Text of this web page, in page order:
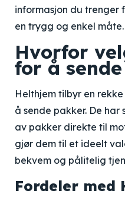
informasjon du trenger
en trygg og enkel måte.
Hvorfor
for å
Helthjem tilbyr en
å sende pakker. De har
av pakker direkte til
gjør dem til et ideelt
bekvem og pålitelig
Fordeler med